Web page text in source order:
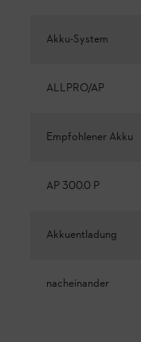
Akku-System
ALLPRO/AP
Empfohlener Akku
AP 300.0 P
Akkuentladung
nacheinander